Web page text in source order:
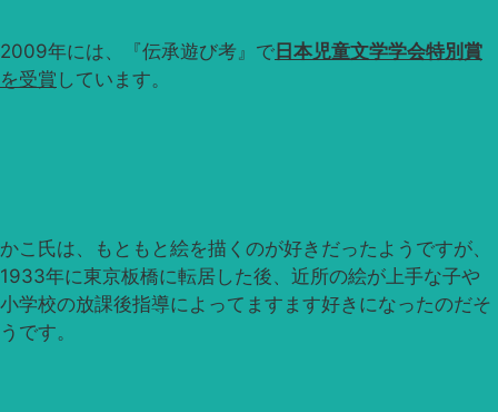
2009年には、『伝承遊び考』で 日本児童文学学会特別賞
を受賞 しています。
かこ氏は、もともと絵を描くのが好きだったようですが、
1933年に東京板橋に転居した後、近所の絵が上手な子や
小学校の放課後指導によってますます好きになったのだそ
うです。